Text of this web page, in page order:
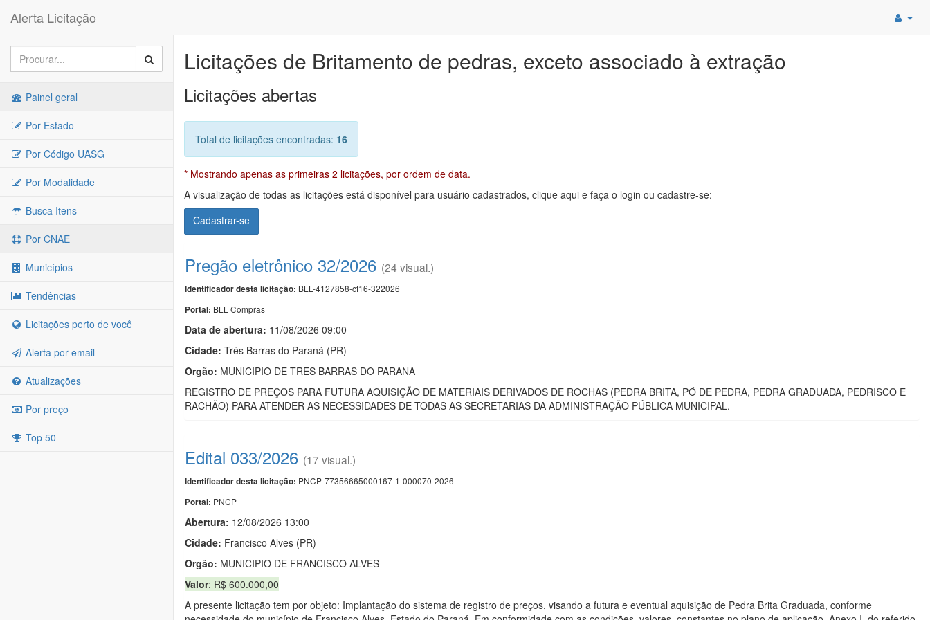
Alerta Licitação
Painel geral
Por Estado
Por Código UASG
Por Modalidade
Busca Itens
Por CNAE
Municípios
Tendências
Licitações perto de você
Alerta por email
Atualizações
Por preço
Top 50
Licitações de Britamento de pedras, exceto associado à extração
Licitações abertas
Total de licitações encontradas: 16
* Mostrando apenas as primeiras 2 licitações, por ordem de data.
A visualização de todas as licitações está disponível para usuário cadastrados, clique aqui e faça o login ou cadastre-se:
Cadastrar-se
Pregão eletrônico 32/2026 (24 visual.)
Identificador desta licitação: BLL-4127858-cf16-322026
Portal: BLL Compras
Data de abertura: 11/08/2026 09:00
Cidade: Três Barras do Paraná (PR)
Orgão: MUNICIPIO DE TRES BARRAS DO PARANA
REGISTRO DE PREÇOS PARA FUTURA AQUISIÇÃO DE MATERIAIS DERIVADOS DE ROCHAS (PEDRA BRITA, PÓ DE PEDRA, PEDRA GRADUADA, PEDRISCO E
RACHÃO) PARA ATENDER AS NECESSIDADES DE TODAS AS SECRETARIAS DA ADMINISTRAÇÃO PÚBLICA MUNICIPAL.
Edital 033/2026 (17 visual.)
Identificador desta licitação: PNCP-77356665000167-1-000070-2026
Portal: PNCP
Abertura: 12/08/2026 13:00
Cidade: Francisco Alves (PR)
Orgão: MUNICIPIO DE FRANCISCO ALVES
Valor: R$ 600.000,00
A presente licitação tem por objeto: Implantação do sistema de registro de preços, visando a futura e eventual aquisição de Pedra Brita Graduada, conforme